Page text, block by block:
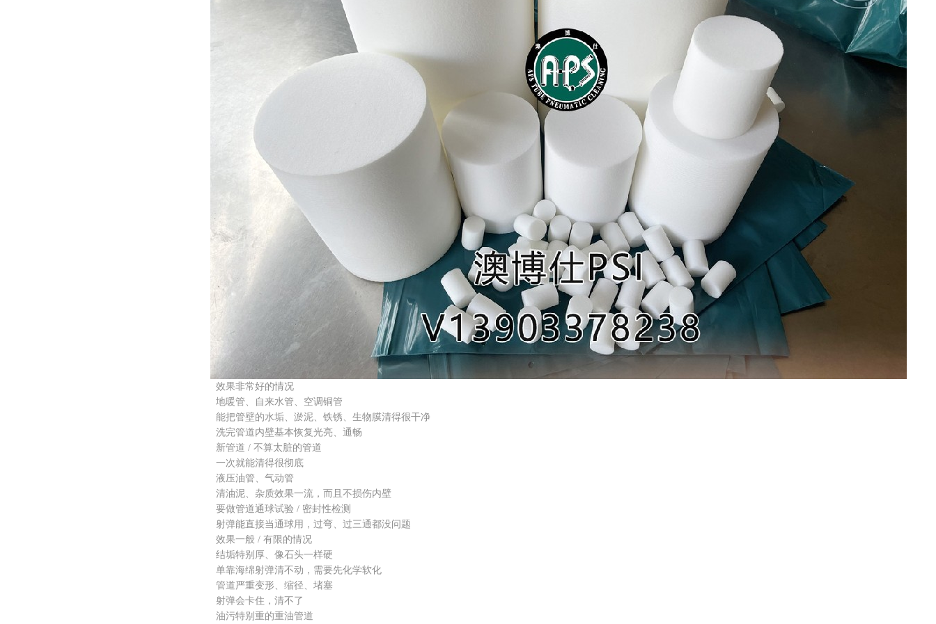
效果非常好的情况
地暖管、自来水管、空调铜管
能把管壁的水垢、淤泥、铁锈、生物膜清得很干净
洗完管道内壁基本恢复光亮、通畅
新管道 / 不算太脏的管道
一次就能清得很彻底
液压油管、气动管
清油泥、杂质效果一流，而且不损伤内壁
要做管道通球试验 / 密封性检测
射弹能直接当通球用，过弯、过三通都没问题
效果一般 / 有限的情况
结垢特别厚、像石头一样硬
单靠海绵射弹清不动，需要先化学软化
管道严重变形、缩径、堵塞
射弹会卡住，清不了
油污特别重的重油管道